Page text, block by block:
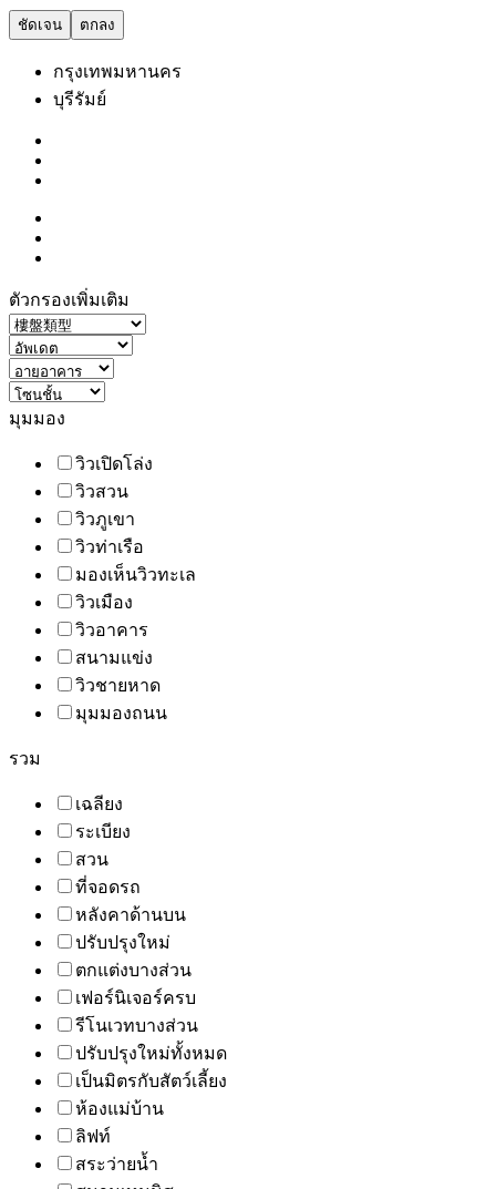
ชัดเจน ตกลง
กรุงเทพมหานคร
บุรีรัมย์
ตัวกรองเพิ่มเติม
มุมมอง
วิวเปิดโล่ง
วิวสวน
วิวภูเขา
วิวท่าเรือ
มองเห็นวิวทะเล
วิวเมือง
วิวอาคาร
สนามแข่ง
วิวชายหาด
มุมมองถนน
รวม
เฉลียง
ระเบียง
สวน
ที่จอดรถ
หลังคาด้านบน
ปรับปรุงใหม่
ตกแต่งบางส่วน
เฟอร์นิเจอร์ครบ
รีโนเวทบางส่วน
ปรับปรุงใหม่ทั้งหมด
เป็นมิตรกับสัตว์เลี้ยง
ห้องแม่บ้าน
ลิฟท์
สระว่ายน้ำ